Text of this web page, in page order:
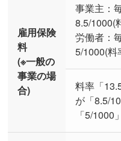
雇用保険
料
(※一般の
事業の場
合)
事業主：
8.5/1000(
労働者：
5/1000(料
料率「
が「8.5/
「5/1000